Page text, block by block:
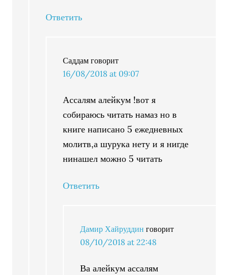
Ответить
Саддам говорит
16/08/2018 at 09:07
Ассалям алейкум !вот я
собираюсь читать намаз но в
книге написано 5 ежедневных
молитв,а шурука нету и я нигде
нинашел можно 5 читать
Ответить
Дамир Хайруддин говорит
08/10/2018 at 22:48
Ва алейкум ассалям